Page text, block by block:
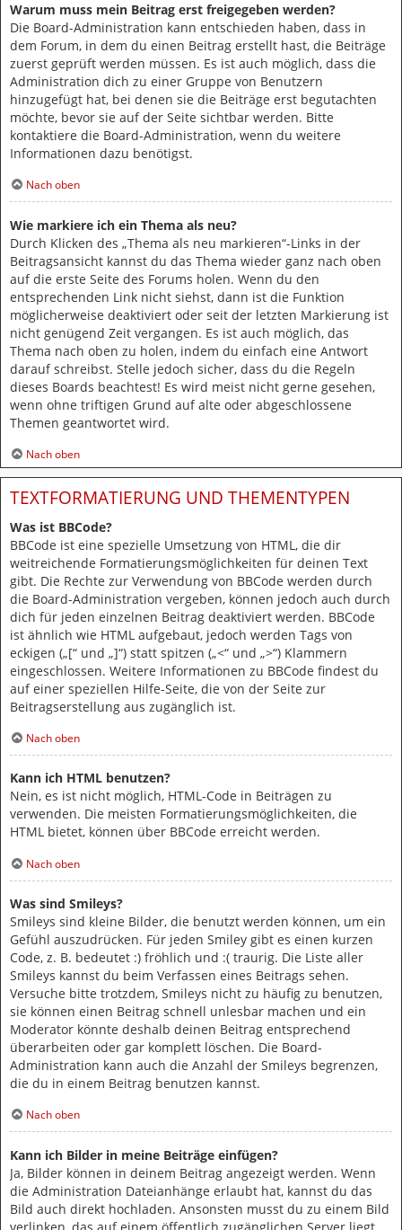
Warum muss mein Beitrag erst freigegeben werden?
Die Board-Administration kann entschieden haben, dass in
dem Forum, in dem du einen Beitrag erstellt hast, die Beiträge
zuerst geprüft werden müssen. Es ist auch möglich, dass die
Administration dich zu einer Gruppe von Benutzern
hinzugefügt hat, bei denen sie die Beiträge erst begutachten
möchte, bevor sie auf der Seite sichtbar werden. Bitte
kontaktiere die Board-Administration, wenn du weitere
Informationen dazu benötigst.
Nach oben
Wie markiere ich ein Thema als neu?
Durch Klicken des „Thema als neu markieren“-Links in der
Beitragsansicht kannst du das Thema wieder ganz nach oben
auf die erste Seite des Forums holen. Wenn du den
entsprechenden Link nicht siehst, dann ist die Funktion
möglicherweise deaktiviert oder seit der letzten Markierung ist
nicht genügend Zeit vergangen. Es ist auch möglich, das
Thema nach oben zu holen, indem du einfach eine Antwort
darauf schreibst. Stelle jedoch sicher, dass du die Regeln
dieses Boards beachtest! Es wird meist nicht gerne gesehen,
wenn ohne triftigen Grund auf alte oder abgeschlossene
Themen geantwortet wird.
Nach oben
TEXTFORMATIERUNG UND THEMENTYPEN
Was ist BBCode?
BBCode ist eine spezielle Umsetzung von HTML, die dir
weitreichende Formatierungsmöglichkeiten für deinen Text
gibt. Die Rechte zur Verwendung von BBCode werden durch
die Board-Administration vergeben, können jedoch auch durch
dich für jeden einzelnen Beitrag deaktiviert werden. BBCode
ist ähnlich wie HTML aufgebaut, jedoch werden Tags von
eckigen („[“ und „]“) statt spitzen („<“ und „>“) Klammern
eingeschlossen. Weitere Informationen zu BBCode findest du
auf einer speziellen Hilfe-Seite, die von der Seite zur
Beitragserstellung aus zugänglich ist.
Nach oben
Kann ich HTML benutzen?
Nein, es ist nicht möglich, HTML-Code in Beiträgen zu
verwenden. Die meisten Formatierungsmöglichkeiten, die
HTML bietet, können über BBCode erreicht werden.
Nach oben
Was sind Smileys?
Smileys sind kleine Bilder, die benutzt werden können, um ein
Gefühl auszudrücken. Für jeden Smiley gibt es einen kurzen
Code, z. B. bedeutet :) fröhlich und :( traurig. Die Liste aller
Smileys kannst du beim Verfassen eines Beitrags sehen.
Versuche bitte trotzdem, Smileys nicht zu häufig zu benutzen,
sie können einen Beitrag schnell unlesbar machen und ein
Moderator könnte deshalb deinen Beitrag entsprechend
überarbeiten oder gar komplett löschen. Die Board-
Administration kann auch die Anzahl der Smileys begrenzen,
die du in einem Beitrag benutzen kannst.
Nach oben
Kann ich Bilder in meine Beiträge einfügen?
Ja, Bilder können in deinem Beitrag angezeigt werden. Wenn
die Administration Dateianhänge erlaubt hat, kannst du das
Bild auch direkt hochladen. Ansonsten musst du zu einem Bild
verlinken, das auf einem öffentlich zugänglichen Server liegt,